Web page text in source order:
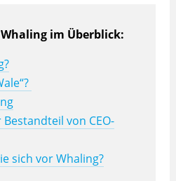
im Überblick:
von CEO-
sich vor Whaling?